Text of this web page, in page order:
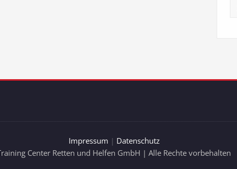
Impressum | Datenschutz
Center Retten und Helfen GmbH | Alle Rechte vorbehalten